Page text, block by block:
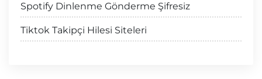
Spotify Dinlenme Gönderme Şifresiz
Tiktok Takipçi Hilesi Siteleri